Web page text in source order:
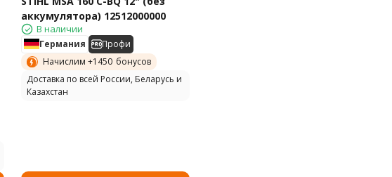
аккумулятора) 12512000000
В наличии
Германия
Профи
Начислим +1450 бонусов
Доставка по всей России, Беларусь и
Казахстан